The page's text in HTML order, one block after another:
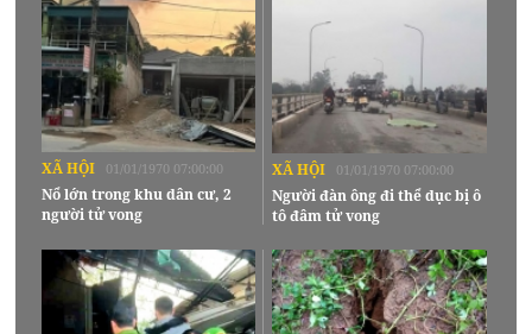
XÃ HỘI 01/01/1970 07:00:00
Nổ lớn trong khu dân cư, 2
người tử vong
XÃ HỘI 01/01/1970 07:00:00
Người đàn ông đi thể dục bị ô
tô đâm tử vong